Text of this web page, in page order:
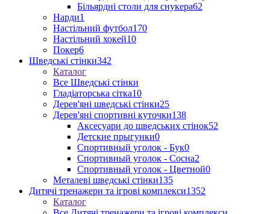
Більярдні столи для снукера62
Нарди1
Настільний футбол170
Настільний хокей10
Покер6
Шведські стінки342
Каталог
Все Шведські стінки
Гладіаторська сітка10
Дерев'яні шведські стінки25
Дерев'яні спортивні куточки138
Аксесуари до шведських стінок52
Детские прыгунки0
Спортивный уголок - Бук0
Спортивный уголок - Сосна2
Спортивный уголок - Цветной0
Металеві шведські стінки135
Дитячі тренажери та ігрові комплекси1352
Каталог